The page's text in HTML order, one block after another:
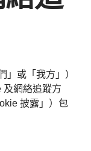
」或「我方」）
及網絡追蹤方
披露」）包